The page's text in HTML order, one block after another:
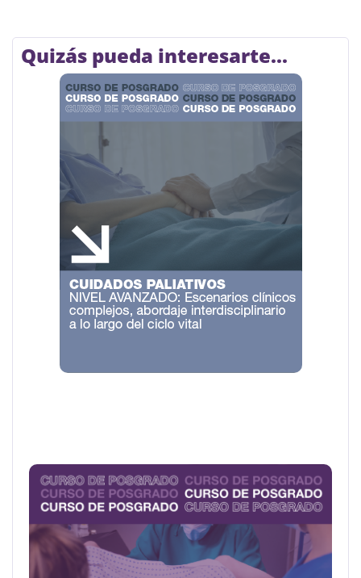
Quizás pueda interesarte...